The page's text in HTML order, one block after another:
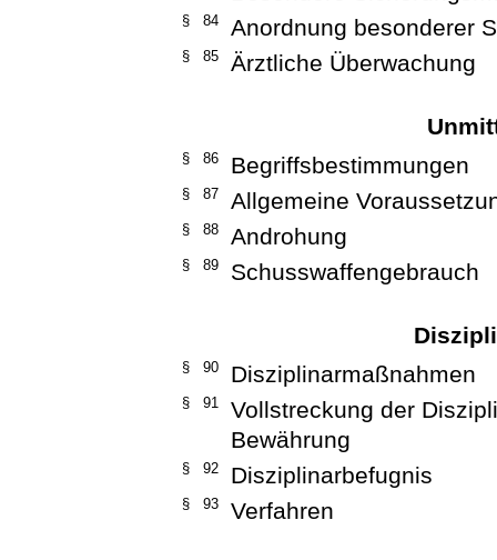
§ 84 Anordnung besonderer
§ 85 Ärztliche Überwachung
§ 86 Begriffsbestimmungen
§ 87 Allgemeine
§ 88 Androhung
§ 89 Schusswaffengebrauch
§ 90 Disziplinarmaßnahmen
§ 91
Vollstreckung der
Bewährung
§ 92 Disziplinarbefugnis
§ 93 Verfahren